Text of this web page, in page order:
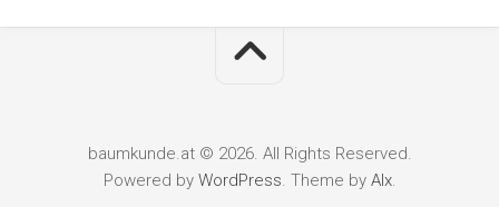
baumkunde.at © 2026. All Rights Reserved.
Powered by WordPress. Theme by Alx.